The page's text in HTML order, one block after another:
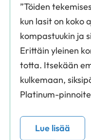
”Töiden
kun lasit on koko
kompastuukin ja
Erittäin yleinen
totta. Itsekään
kulkemaan,
Platinum-
Lue lisää